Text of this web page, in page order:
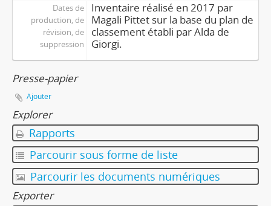
Dates de
production, de
révision, de
suppression
Inventaire réalisé en 2017 par
Magali Pittet sur la base du plan de
classement établi par Alda de
Giorgi.
Presse-papier
Ajouter
Explorer
Rapports
Parcourir sous forme de liste
Parcourir les documents numériques
Exporter